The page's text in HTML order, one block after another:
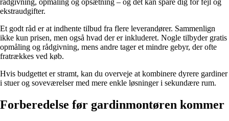
rådgivning, opmåling og opsætning – og det kan spare dig for fejl og
ekstraudgifter.
Et godt råd er at indhente tilbud fra flere leverandører. Sammenlign
ikke kun prisen, men også hvad der er inkluderet. Nogle tilbyder gratis
opmåling og rådgivning, mens andre tager et mindre gebyr, der ofte
fratrækkes ved køb.
Hvis budgettet er stramt, kan du overveje at kombinere dyrere gardiner
i stuer og soveværelser med mere enkle løsninger i sekundære rum.
Forberedelse før gardinmontøren kommer